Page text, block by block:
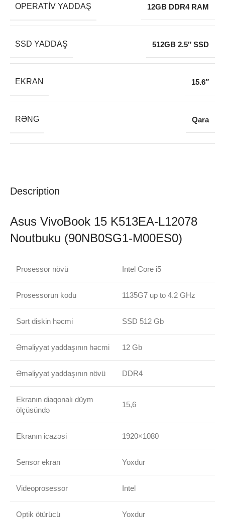
Description
Asus VivoBook 15 K513EA-L12078
Noutbuku (90NB0SG1-M00ES0)
Prosessor növü Intel Core i5
Prosessorun kodu 1135G7 up to 4.2 GHz
Sərt diskin həcmi SSD 512 Gb
Əməliyyat yaddaşının həcmi 12 Gb
Əməliyyat yaddaşının növü DDR4
Ekranın diaqonalı düym
ölçüsündə
15,6
Ekranın icazəsi 1920×1080
Sensor ekran Yoxdur
Videoprosessor Intel
Optik ötürücü Yoxdur
OPERATIV YADDAŞ 12GB DDR4 RAM
SSD YADDAŞ 512GB 2.5″ SSD
EKRAN 15.6″
RƏNG Qara